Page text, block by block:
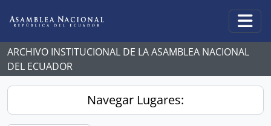
ARCHIVO INSTITUCIONAL DE LA ASAMBLEA NACIONAL
DEL ECUADOR
Navegar Lugares: